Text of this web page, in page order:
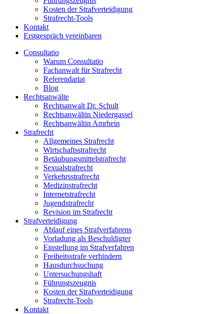
Kosten der Strafverteidigung
Strafrecht-Tools
Kontakt
Erstgespräch vereinbaren
Consultatio
Warum Consultatio
Fachanwalt für Strafrecht
Referendariat
Blog
Rechtsanwälte
Rechtsanwalt Dr. Schult
Rechtsanwältin Niedergassel
Rechtsanwältin Amrhein
Strafrecht
Allgemeines Strafrecht
Wirtschaftsstrafrecht
Betäubungsmittelstrafrecht
Sexualstrafrecht
Verkehrsstrafrecht
Medizinstrafrecht
Internetstrafrecht
Jugendstrafrecht
Revision im Strafrecht
Strafverteidigung
Ablauf eines Strafverfahrens
Vorladung als Beschuldigter
Einstellung im Strafverfahren
Freiheitsstrafe verhindern
Hausdurchsuchung
Untersuchungshaft
Führungszeugnis
Kosten der Strafverteidigung
Strafrecht-Tools
Kontakt